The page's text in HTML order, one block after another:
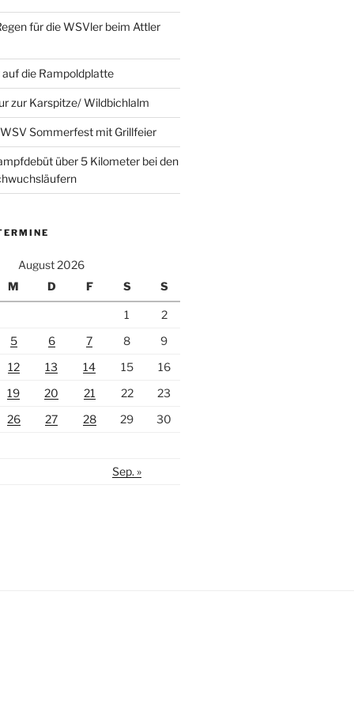
für die WSVler beim Attler
die Rampoldplatte
zur Karspitze/ Wildbichlalm
Sommerfest mit Grillfeier
über 5 Kilometer bei den
August 2026
M D F S S
1
2
5 6 7 8
9
12 13 14 15
16
19 20 21 22
23
26 27 28 29
30
Sep. »